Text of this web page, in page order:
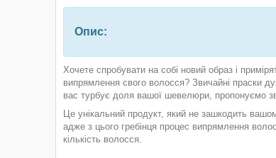
Опис:
Хочете спробувати на собі новий образ і
випрямлення свого волосся? Звичайні праски
вас турбує доля вашої шевелюри, пропонуємо
Це унікальний продукт, який не зашкодить
адже з цього гребінця процес випрямлення
кількість волосся.